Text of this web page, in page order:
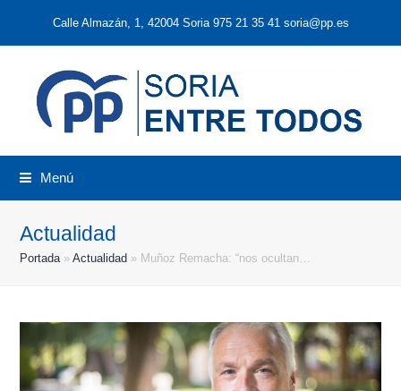
Calle Almazán, 1, 42004 Soria 975 21 35 41 soria@pp.es
Menú
Actualidad
Portada»Actualidad » Muñoz Remacha: “nos ocultan…